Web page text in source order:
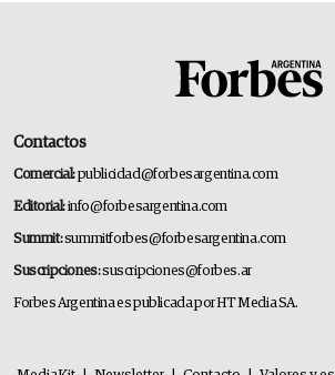
Contactos
Comercial:publicidad@forbesargentina.com
Editorial:info@forbesargentina.com
Summit:summitforbes@forbesargentina.com
Suscripciones:suscripciones@forbes.ar
Forbes Argentina es publicada por HT Media SA.